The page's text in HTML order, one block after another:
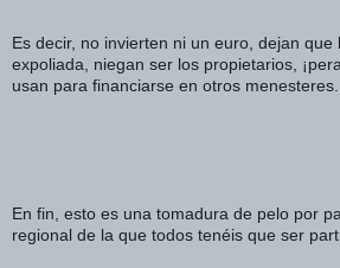
Es decir, no invierten ni un euro, dejan que
expoliada, niegan ser los propietarios,
usan para financiarse en otros menesteres.
En fin, esto es una tomadura de pelo por
regional de la que todos tenéis que ser